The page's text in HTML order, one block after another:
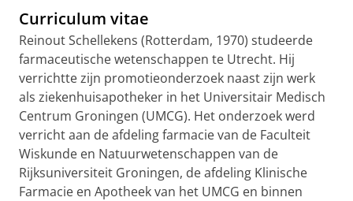
Curriculum vitae
Reinout Schellekens (Rotterdam, 1970) studeerde
farmaceutische wetenschappen te Utrecht. Hij
verrichtte zijn promotieonderzoek naast zijn werk
als ziekenhuisapotheker in het Universitair Medisch
Centrum Groningen (UMCG). Het onderzoek werd
verricht aan de afdeling farmacie van de Faculteit
Wiskunde en Natuurwetenschappen van de
Rijksuniversiteit Groningen, de afdeling Klinische
Farmacie en Apotheek van het UMCG en binnen